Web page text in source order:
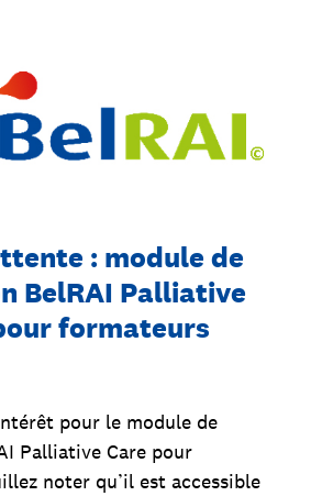
: module de
BelRAI Palliative
formateurs
pour le module de
Palliative Care pour
noter qu’il est accessible